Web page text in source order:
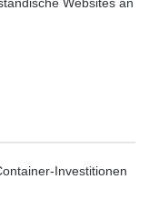
Websites an
Investitionen